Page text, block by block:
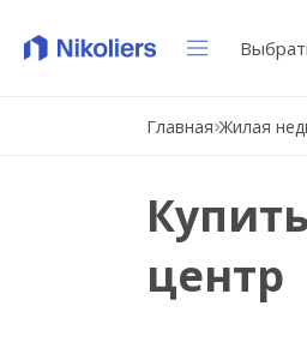
Главная Жилая
центр